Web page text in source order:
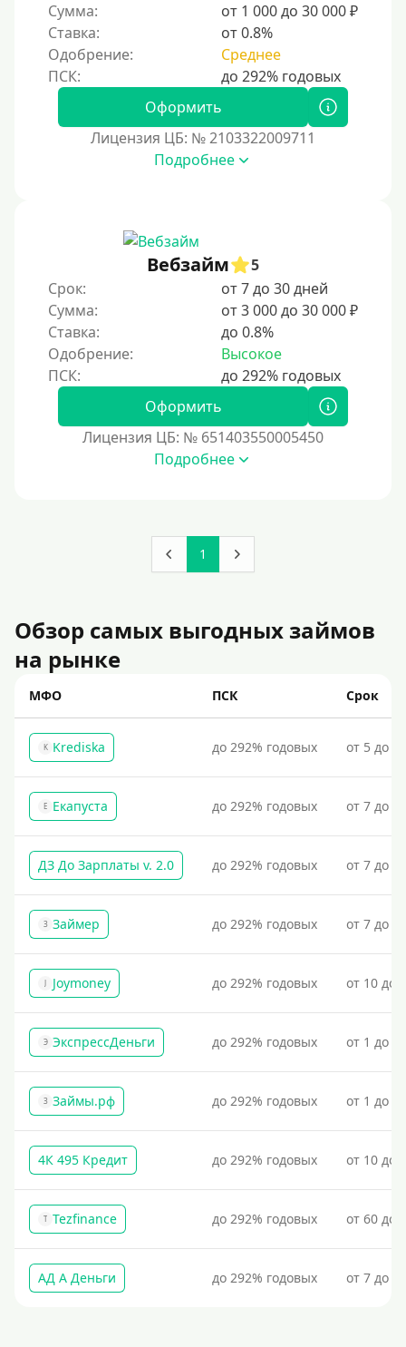
Залог
Под залог ПТС
Без залога
Под залог
Под залог недвижимости
Под ПТС спецтехники
Под ПТС грузового автомобиля
Авто без ПТС
Цель
На Новый Год
Чтобы улучшить кредитную историю, важно
регулярно погашать долги, избегать просрочек и
контролировать кредитный рейтинг. Также полезно
использовать кредитные продукты ответственно и
Документы
Без документов
По ИНН
По загранпаспорту
По военному билету
По водительскому удостоверению
По СНИЛСу
Без СНИЛСа
По паспорту
Без паспорта
По фото
Без фото
Без подтверждения дохода
Без справок и поручителей
Без посредников
Процент
Под 1 %
С пролонгацией (продлением)
Под высокий процент
Без комиссии
В рассрочку
Сумма:
от 1 000 до 30 000 ₽
Ставка:
от 0.8%
Одобрение:
Среднее
Оформить
Лицензия ЦБ: № 2103322009711
Подробнее
Вебзайм
5
Срок:
от 7 до 30 дней
Сумма:
от 3 000 до 30 000 ₽
Ставка:
до 0.8%
Одобрение:
Высокое
Оформить
Лицензия ЦБ: № 651403550005450
Подробнее
1
Обзор самых выгодных займов
на рынке
МФО ПСК Срок
K Krediska до 292% годовых от 5 до
Е Екапуста до 292% годовых от 7 до
ДЗ До Зарплаты v. 2.0 до 292% годовых от 7 до
З Займер до 292% годовых от 7 до
J Joymoney до 292% годовых от 10 до
Э ЭкспрессДеньги до 292% годовых от 1 до
З Займы.рф до 292% годовых от 1 до
4К 495 Кредит до 292% годовых от 10 до
T Tezfinance до 292% годовых от 60 до
АД А Деньги до 292% годовых от 7 до